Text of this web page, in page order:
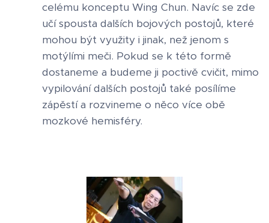
celému konceptu Wing Chun. Navíc se zde
učí spousta dalších bojových postojů, které
mohou být využity i jinak, než jenom s
motýlími meči. Pokud se k této formě
dostaneme a budeme ji poctivě cvičit, mimo
vypilování dalších postojů také posílíme
zápěstí a rozvineme o něco více obě
mozkové hemisféry.